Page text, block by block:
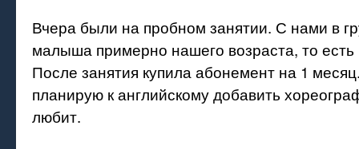
Вчера были на пробном занятии. С нами в
малыша примерно нашего возраста, то
После занятия купила абонемент на 1
планирую к английскому добавить
любит.